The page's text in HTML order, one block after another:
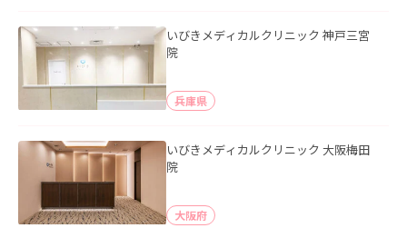
いびきメディカルクリニック 神戸三宮
院
兵庫県
いびきメディカルクリニック 大阪梅田
院
大阪府